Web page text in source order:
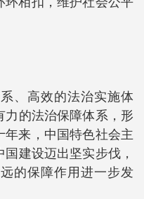
、高效的法治实施体
力的法治保障体系，形
来，中国特色社会主
建设迈出坚实步伐，
的保障作用进一步发